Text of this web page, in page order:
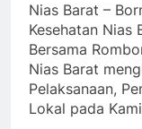
Nias Barat –
Kesehatan Nias
Bersama
Nias Barat
Pelaksanaan,
Lokal pada